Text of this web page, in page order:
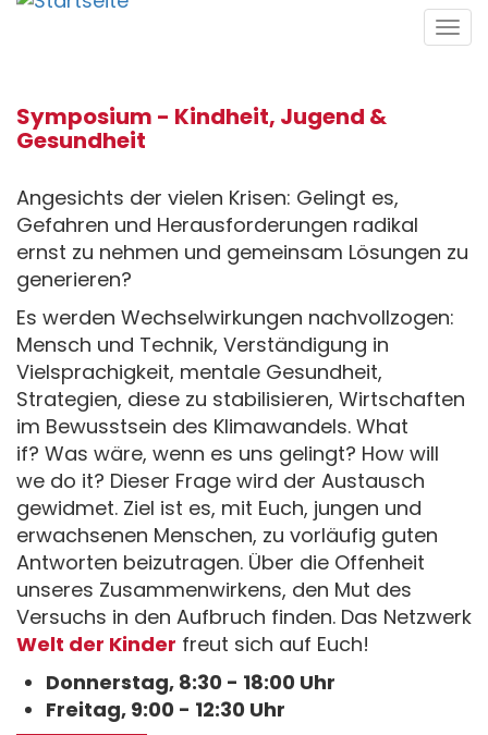
Direkt
Symposium - Kindheit, Jugend &
Gesundheit
Angesichts der vielen Krisen: Gelingt es,
Gefahren und Herausforderungen radikal
ernst zu nehmen und gemeinsam Lösungen zu
generieren?
Es werden Wechselwirkungen nachvollzogen:
Mensch und Technik, Verständigung in
Vielsprachigkeit, mentale Gesundheit,
Strategien, diese zu stabilisieren, Wirtschaften
im Bewusstsein des Klimawandels. What
if? Was wäre, wenn es uns gelingt? How will
we do it? Dieser Frage wird der Austausch
gewidmet. Ziel ist es, mit Euch, jungen und
erwachsenen Menschen, zu vorläufig guten
Antworten beizutragen. Über die Offenheit
unseres Zusammenwirkens, den Mut des
Versuchs in den Aufbruch finden. Das Netzwerk
Welt der Kinder freut sich auf Euch!
Donnerstag, 8:30 - 18:00 Uhr
Freitag, 9:00 - 12:30 Uhr